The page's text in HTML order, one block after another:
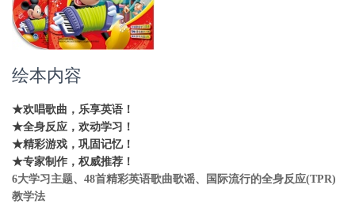
绘本内容
★欢唱歌曲，乐享英语！
★全身反应，欢动学习！
★精彩游戏，巩固记忆！
★专家制作，权威推荐！
6大学习主题、48首精彩英语歌曲歌谣、国际流行的全身反应(TPR)
教学法